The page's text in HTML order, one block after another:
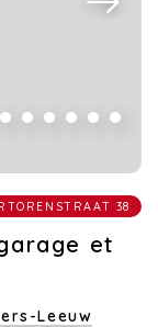
38
et
Leeuw